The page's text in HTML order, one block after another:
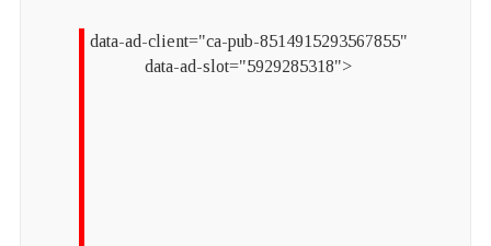
data-ad-client="ca-pub-8514915293567855"
data-ad-slot="5929285318">